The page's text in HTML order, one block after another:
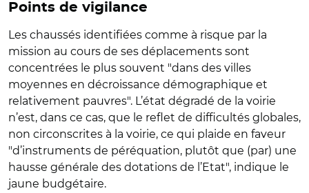
Points de vigilance
Les chaussés identifiées comme à risque par la
mission au cours de ses déplacements sont
concentrées le plus souvent "dans des villes
moyennes en décroissance démographique et
relativement pauvres". L’état dégradé de la voirie
n’est, dans ce cas, que le reflet de difficultés globales,
non circonscrites à la voirie, ce qui plaide en faveur
"d’instruments de péréquation, plutôt que (par) une
hausse générale des dotations de l’Etat", indique le
jaune budgétaire.